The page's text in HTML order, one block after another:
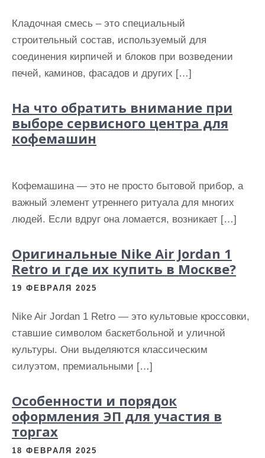
Кладочная смесь – это специальный
строительный состав, используемый для
соединения кирпичей и блоков при возведении
печей, каминов, фасадов и других […]
На что обратить внимание при
выборе сервисного центра для
кофемашин
Кофемашина — это не просто бытовой прибор, а
важный элемент утреннего ритуала для многих
людей. Если вдруг она ломается, возникает […]
Оригинальные Nike Air Jordan 1
Retro и где их купить в Москве?
19 ФЕВРАЛЯ 2025
Nike Air Jordan 1 Retro — это культовые кроссовки,
ставшие символом баскетбольной и уличной
культуры. Они выделяются классическим
силуэтом, премиальными […]
Особенности и порядок
оформления ЭП для участия в
торгах
18 ФЕВРАЛЯ 2025